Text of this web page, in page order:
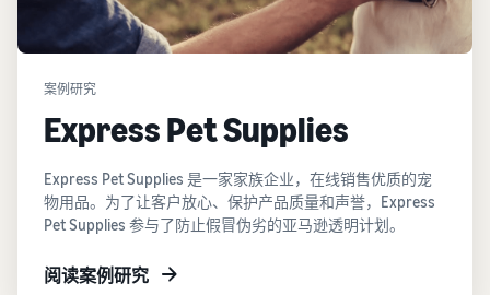
案例研究
Express Pet Supplies
Express Pet Supplies 是一家家族企业，在线销售优质的宠
物用品。为了让客户放心、保护产品质量和声誉，Express
Pet Supplies 参与了防止假冒伪劣的亚马逊透明计划。
阅读案例研究